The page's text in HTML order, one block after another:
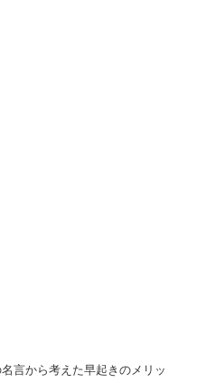
言から考えた早起きのメリッ